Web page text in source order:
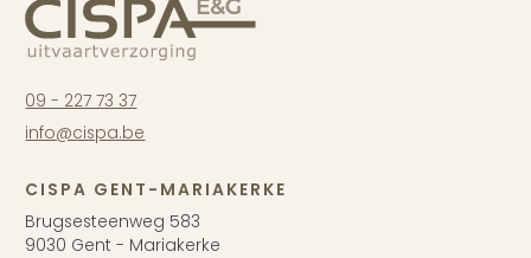
09 - 227 73 37
info@cispa.be
CISPA GENT-MARIAKERKE
Brugsesteenweg 583
9030 Gent - Mariakerke